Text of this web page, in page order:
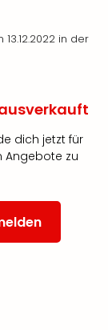
in der
dich jetzt für
Angebote zu